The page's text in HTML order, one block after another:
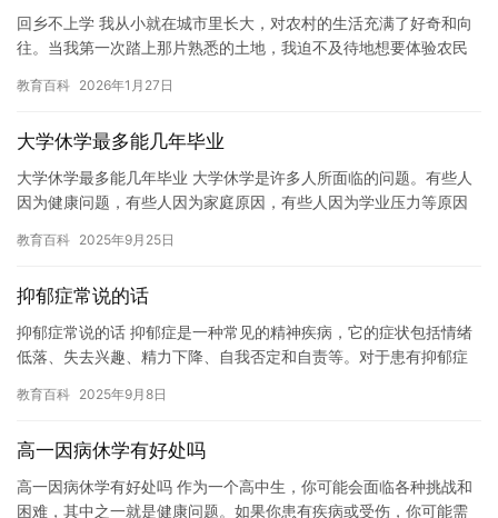
回乡不上学 我从小就在城市里长大，对农村的生活充满了好奇和向
往。当我第一次踏上那片熟悉的土地，我迫不及待地想要体验农民
些…
教育百科 2026年1月27日
大学休学最多能几年毕业
大学休学最多能几年毕业 大学休学是许多人所面临的问题。有些人
因为健康问题，有些人因为家庭原因，有些人因为学业压力等原因
休学…
教育百科 2025年9月25日
抑郁症常说的话
抑郁症常说的话 抑郁症是一种常见的精神疾病，它的症状包括情绪
低落、失去兴趣、精力下降、自我否定和自责等。对于患有抑郁症
然…
教育百科 2025年9月8日
高一因病休学有好处吗
高一因病休学有好处吗 作为一个高中生，你可能会面临各种挑战和
困难，其中之一就是健康问题。如果你患有疾病或受伤，你可能需